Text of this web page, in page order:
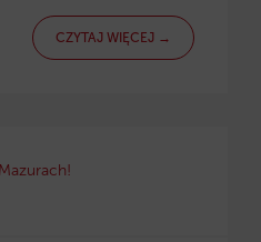
CZYTAJ WIĘCEJ →